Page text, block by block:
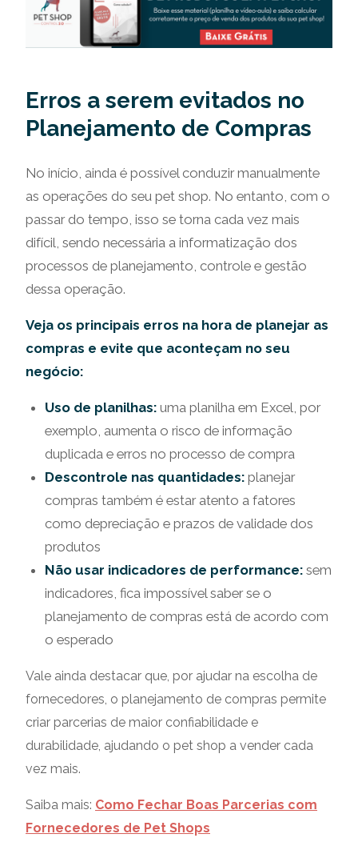
Erros a serem evitados no
Planejamento de Compras
No início, ainda é possível conduzir manualmente
as operações do seu pet shop. No entanto, com o
passar do tempo, isso se torna cada vez mais
difícil, sendo necessária a informatização dos
processos de planejamento, controle e gestão
dessa operação.
Veja os principais erros na hora de planejar as
compras e evite que aconteçam no seu
negócio:
Uso de planilhas: uma planilha em Excel, por
exemplo, aumenta o risco de informação
duplicada e erros no processo de compra
Descontrole nas quantidades: planejar
compras também é estar atento a fatores
como depreciação e prazos de validade dos
produtos
Não usar indicadores de performance: sem
indicadores, fica impossível saber se o
planejamento de compras está de acordo com
o esperado
Vale ainda destacar que, por ajudar na escolha de
fornecedores, o planejamento de compras permite
criar parcerias de maior confiabilidade e
durabilidade, ajudando o pet shop a vender cada
vez mais.
Saiba mais: Como Fechar Boas Parcerias com
Fornecedores de Pet Shops